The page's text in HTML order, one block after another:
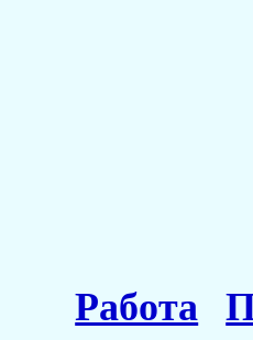
Работа